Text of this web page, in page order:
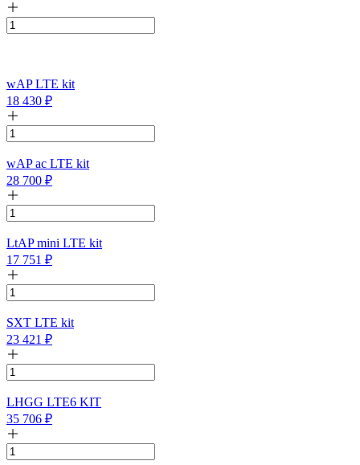
wAP LTE kit
18 430 ₽
wAP ac LTE kit
28 700 ₽
LtAP mini LTE kit
17 751 ₽
SXT LTE kit
23 421 ₽
LHGG LTE6 KIT
35 706 ₽